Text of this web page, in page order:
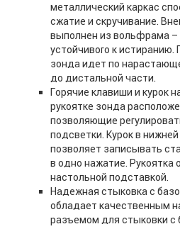
металлический каркас
сжатие и скручивание.
выполнен из вольфрама –
устойчивого к
зонда идет по
до дистальной части.
Горячие клавиши и курок
рукоятке зонда
позволяющие
подсветки. Курок в
позволяет записывать
в одно нажатие. Рукоятка
настольной подставкой.
Надежная стыковка с
обладает качественным
разъемом для стыковки с